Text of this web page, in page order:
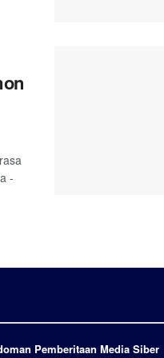
-
Pemberitaan Media Siber